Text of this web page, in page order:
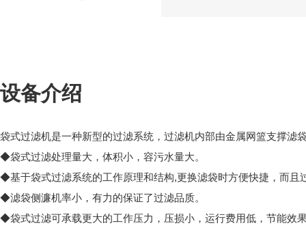
设备介绍
袋式过滤机是一种新型的过滤系统，过滤机内部由金属网篮支撑
◆袋式过滤处理量大，体积小，容污水量大。
◆基于袋式过滤系统的工作原理和结构,更换滤袋时方便快捷，而且
◆滤袋侧濂机率小，有力的保证了过滤品质。
◆袋式过滤可承载更大的工作压力，压损小，运行费用低，节能效